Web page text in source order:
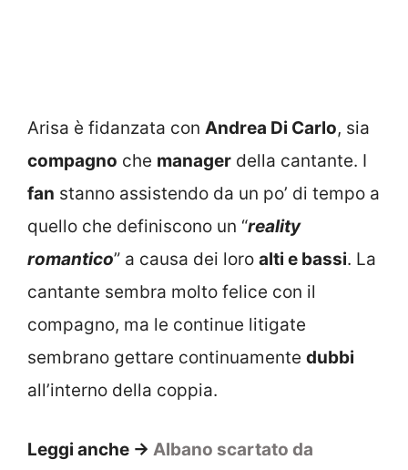
Arisa è fidanzata con Andrea Di Carlo, sia
compagno che manager della cantante. I
fan stanno assistendo da un po’ di tempo a
quello che definiscono un “reality
romantico” a causa dei loro alti e bassi. La
cantante sembra molto felice con il
compagno, ma le continue litigate
sembrano gettare continuamente dubbi
all’interno della coppia.
Leggi anche -> Albano scartato da